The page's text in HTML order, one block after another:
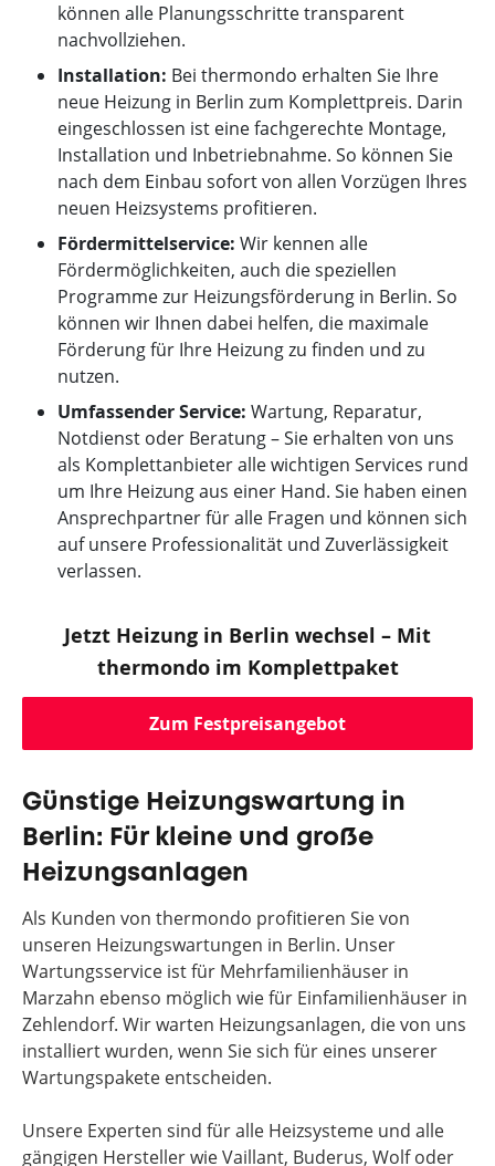
können alle Planungsschritte transparent
nachvollziehen.
Installation: Bei thermondo erhalten Sie Ihre
neue Heizung in Berlin zum Komplettpreis. Darin
eingeschlossen ist eine fachgerechte Montage,
Installation und Inbetriebnahme. So können Sie
nach dem Einbau sofort von allen Vorzügen Ihres
neuen Heizsystems profitieren.
Fördermittelservice: Wir kennen alle
Fördermöglichkeiten, auch die speziellen
Programme zur Heizungsförderung in Berlin. So
können wir Ihnen dabei helfen, die maximale
Förderung für Ihre Heizung zu finden und zu
nutzen.
Umfassender Service: Wartung, Reparatur,
Notdienst oder Beratung – Sie erhalten von uns
als Komplettanbieter alle wichtigen Services rund
um Ihre Heizung aus einer Hand. Sie haben einen
Ansprechpartner für alle Fragen und können sich
auf unsere Professionalität und Zuverlässigkeit
verlassen.
Jetzt Heizung in Berlin wechsel – Mit
thermondo im Komplettpaket
Zum Festpreisangebot
Günstige Heizungswartung in
Berlin: Für kleine und große
Heizungsanlagen
Als Kunden von thermondo profitieren Sie von
unseren Heizungswartungen in Berlin. Unser
Wartungsservice ist für Mehrfamilienhäuser in
Marzahn ebenso möglich wie für Einfamilienhäuser in
Zehlendorf. Wir warten Heizungsanlagen, die von uns
installiert wurden, wenn Sie sich für eines unserer
Wartungspakete entscheiden.
Unsere Experten sind für alle Heizsysteme und alle
gängigen Hersteller wie Vaillant, Buderus, Wolf oder